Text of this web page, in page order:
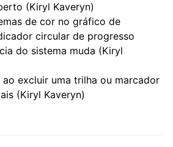
(Kiryl Kaveryn)
de cor no gráfico de
circular de progresso
do sistema muda (Kiryl
excluir uma trilha ou marcador
(Kiryl Kaveryn)